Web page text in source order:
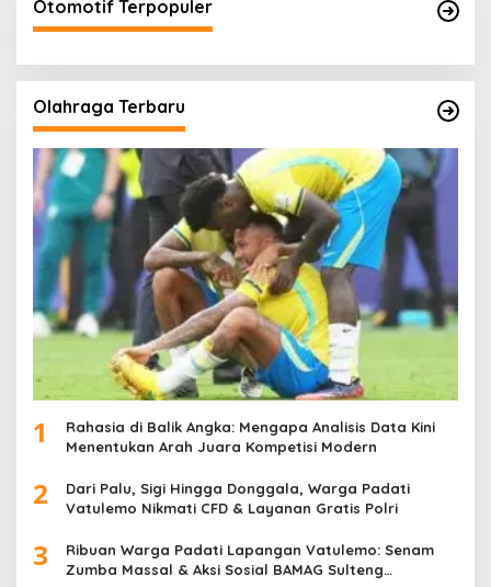
Otomotif Terpopuler
Olahraga Terbaru
1
Rahasia di Balik Angka: Mengapa Analisis Data Kini
Menentukan Arah Juara Kompetisi Modern
2
Dari Palu, Sigi Hingga Donggala, Warga Padati
Vatulemo Nikmati CFD & Layanan Gratis Polri
3
Ribuan Warga Padati Lapangan Vatulemo: Senam
Zumba Massal & Aksi Sosial BAMAG Sulteng